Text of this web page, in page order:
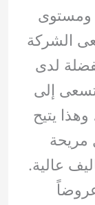
ومستوى
الشركة
لدى
تسعى إلى
يتيح
مريحة
عالية.